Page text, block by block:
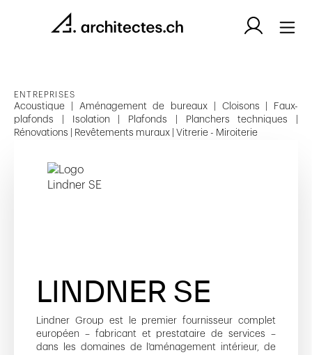
ENTREPRISES
Acoustique | Aménagement de bureaux | Cloisons | Faux-
plafonds | Isolation | Plafonds | Planchers techniques |
Rénovations | Revêtements muraux | Vitrerie - Miroiterie
LINDNER SE
Lindner Group est le premier fournisseur complet
européen – fabricant et prestataire de services –
dans les domaines de l'aménagement intérieur, de